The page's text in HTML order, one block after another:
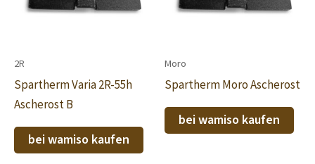
2R
Spartherm Varia 2R-55h
Ascherost B
bei wamiso kaufen
Moro
Spartherm Moro Ascherost
bei wamiso kaufen